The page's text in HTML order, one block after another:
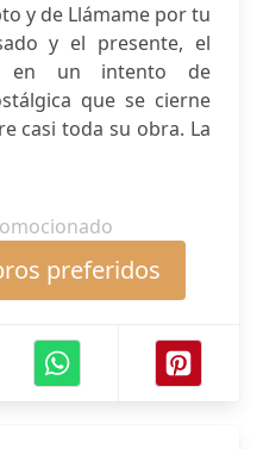
y de Llámame por tu
y el presente, el
en un intento de
que se cierne
casi toda su obra. La
preferidos